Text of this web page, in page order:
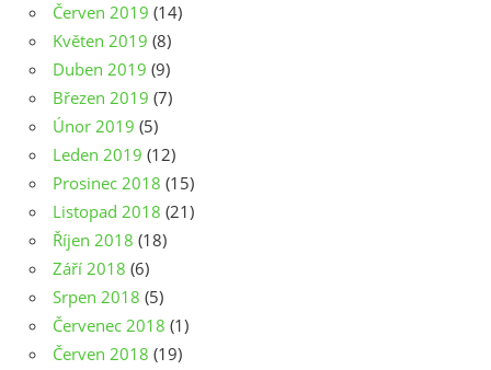
Červen 2019 (14)
Květen 2019 (8)
Duben 2019 (9)
Březen 2019 (7)
Únor 2019 (5)
Leden 2019 (12)
Prosinec 2018 (15)
Listopad 2018 (21)
Říjen 2018 (18)
Září 2018 (6)
Srpen 2018 (5)
Červenec 2018 (1)
Červen 2018 (19)